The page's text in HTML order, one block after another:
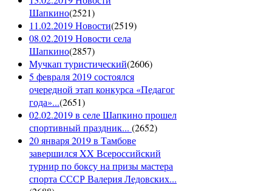
Шапкино(2521)
11.02.2019 Новости(2519)
08.02.2019 Новости села
Шапкино(2857)
Мучкап туристический(2606)
5 февраля 2019 состоялся
очередной этап конкурса «Педагог
года»...(2651)
02.02.2019 в селе Шапкино прошел
спортивный праздник... (2652)
20 января 2019 в Тамбове
завершился XX Всероссийский
турнир по боксу на призы мастера
спорта СССР Валерия Ледовских...